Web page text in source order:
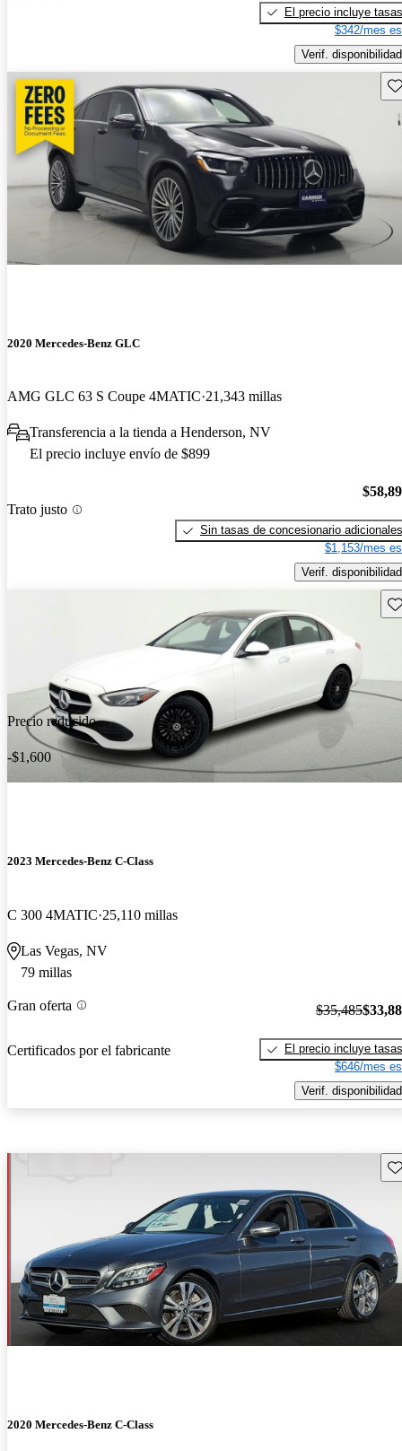
El precio incluye tasas
$342/mes
Verif. disponibilidad
2020 Mercedes-Benz GLC
AMG GLC 63 S Coupe 4MATIC 21,343 millas
Transferencia a la tienda a Henderson, NV
El precio incluye envío de $899
Trato justo
Sin tasas de concesionario adicionales
$1,153/mes
Verif. disponibilidad
Precio reducido
-$1,600
2023 Mercedes-Benz C-Class
C 300 4MATIC 25,110 millas
Las Vegas, NV
79 millas
Gran oferta
Certificados por el fabricante
$35,485
El precio incluye tasas
$646/mes
Verif. disponibilidad
2020 Mercedes-Benz C-Class